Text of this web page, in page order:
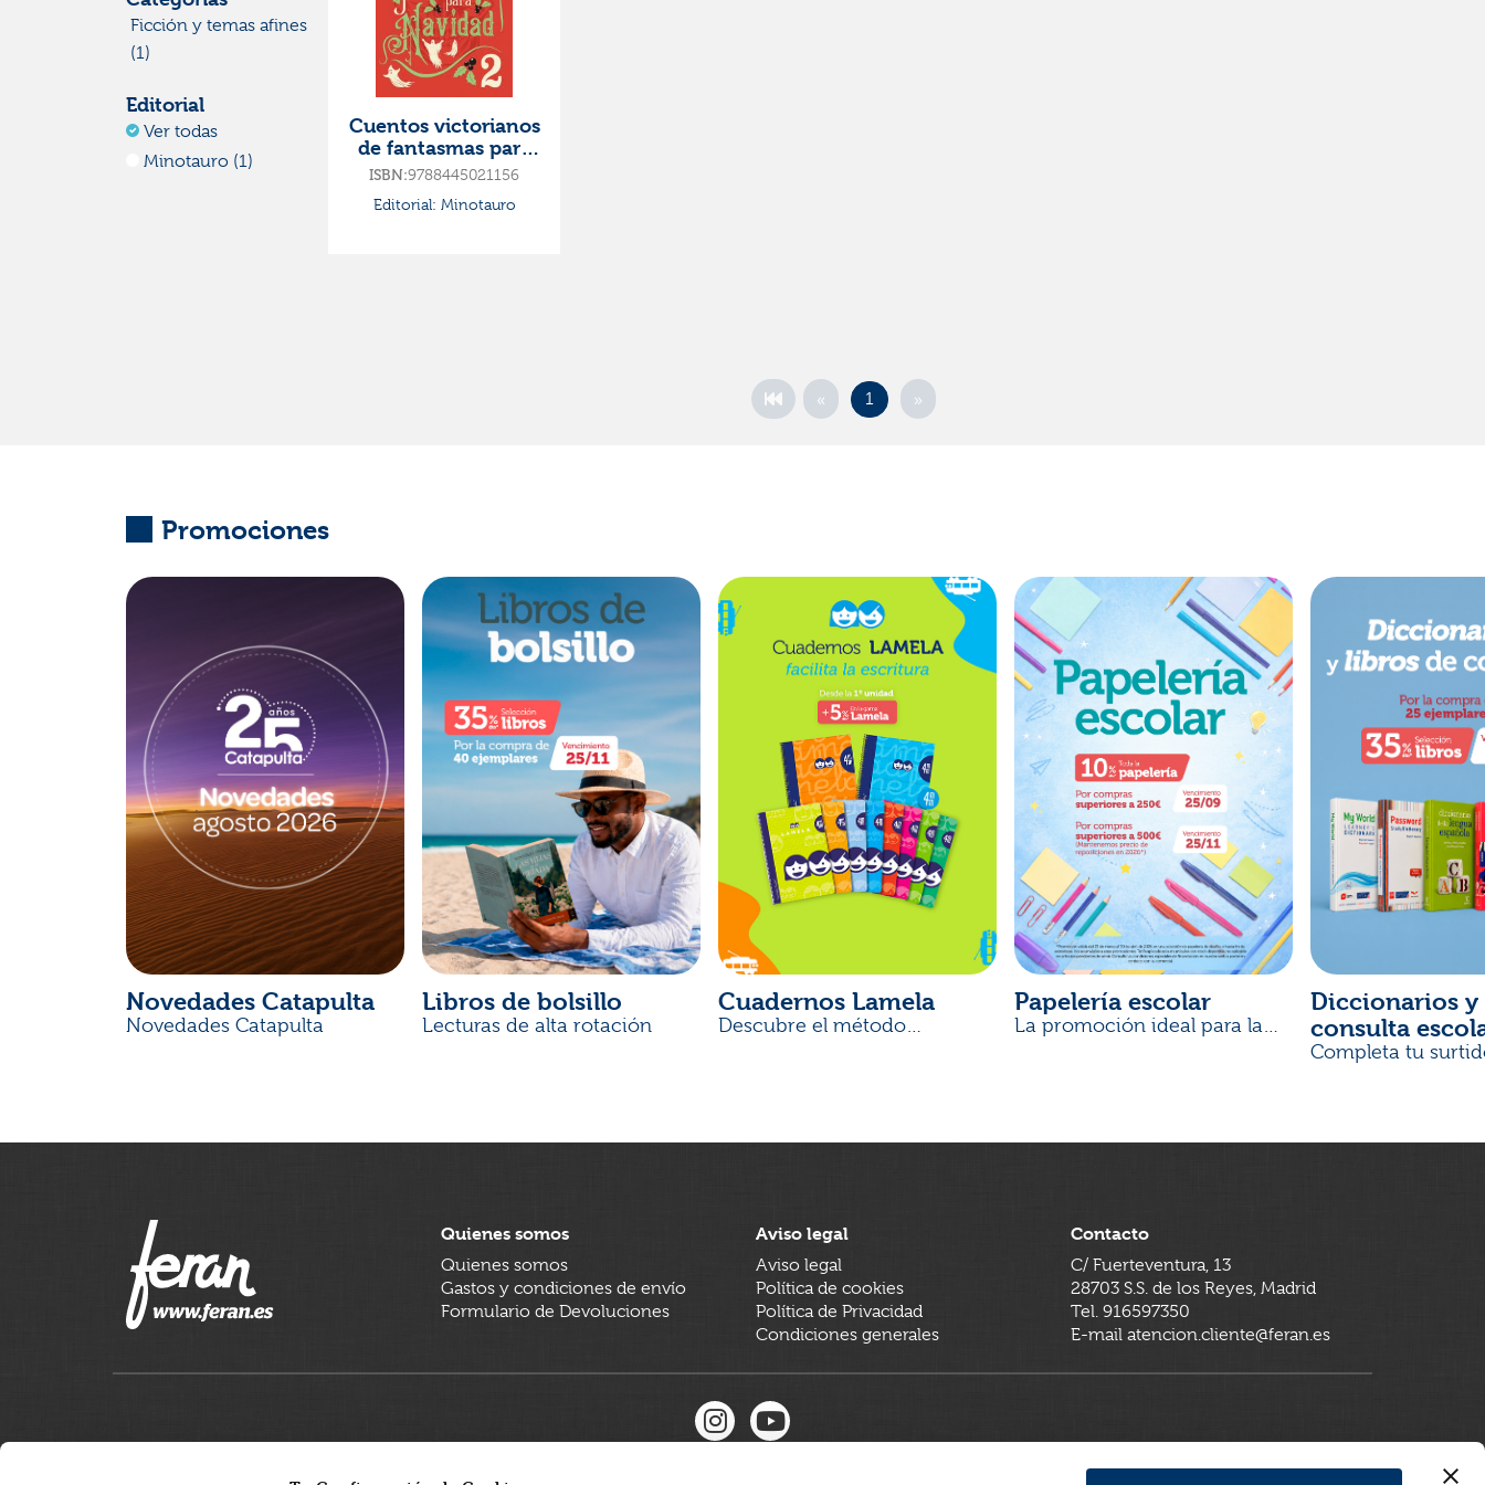
Ficción y temas afines
(1)
Editorial
Ver todas
Minotauro (1)
Cuentos victorianos
de fantasmas para
navidad 2
ISBN:9788445021156
Editorial: Minotauro
« 1 »
Promociones
Novedades Catapulta
Novedades Catapulta
Libros de bolsillo
Lecturas de alta rotación
Cuadernos Lamela
Descubre el método
Papelería escolar
La promoción ideal para la
Diccionarios y
consulta
Completa tu
Quienes somos
Quienes somos
Gastos y condiciones de envío
Formulario de Devoluciones
Aviso legal
Aviso legal
Política de cookies
Política de Privacidad
Condiciones generales
Contacto
C/ Fuerteventura, 13
28703 S.S. de los Reyes, Madrid
Tel. 916597350
E-mail atencion.cliente@feran.es